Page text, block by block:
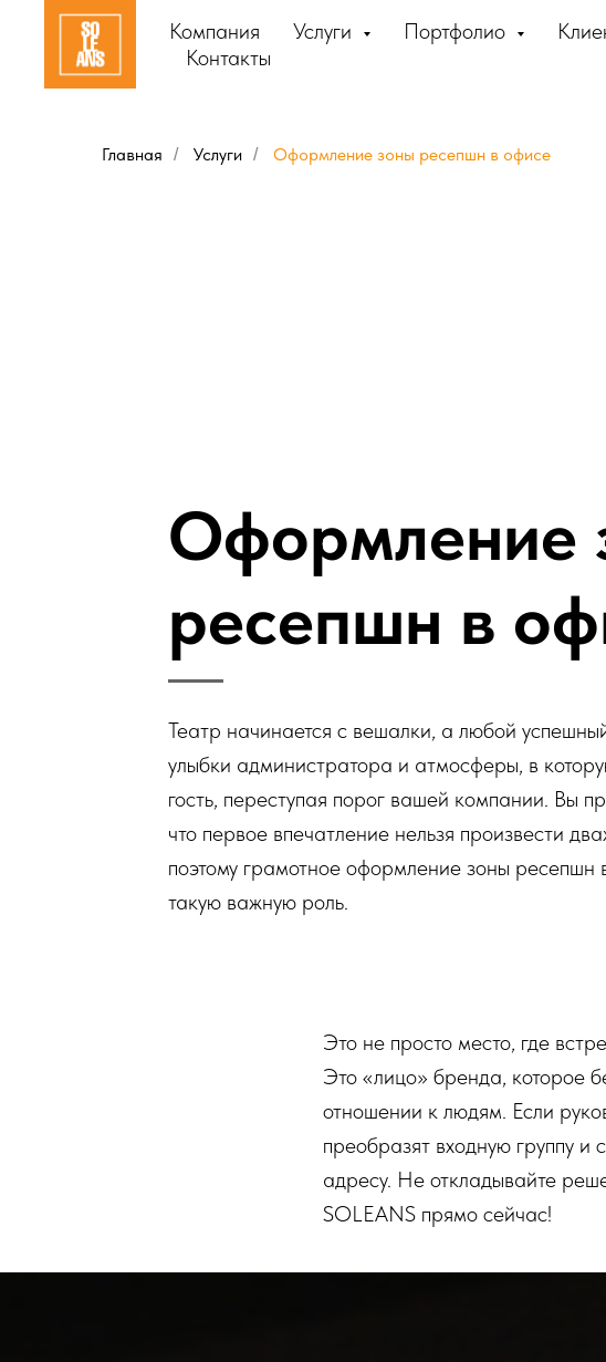
Компания Услуги Портфолио
Контакты
Главная / Услуги / Оформление зоны ресепшн в офисе
Оформление
ресепшн в
Театр начинается с вешалки, а любой
улыбки администратора и атмосферы, в
гость, переступая порог вашей компании. Вы
что первое впечатление нельзя произвести
поэтому грамотное оформление зоны ресепшн
такую важную роль.
Это не просто место, где
Это «лицо» бренда, которое
отношении к людям. Если
преобразят входную группу
адресу. Не откладывайте
SOLEANS прямо сейчас!